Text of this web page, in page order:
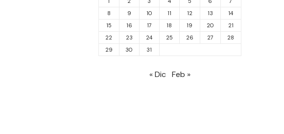
8
9 10 11 12 13
14
15
16 17 18 19 20
21
22
23 24 25 26 27
28
29
30 31
« Dic Feb »